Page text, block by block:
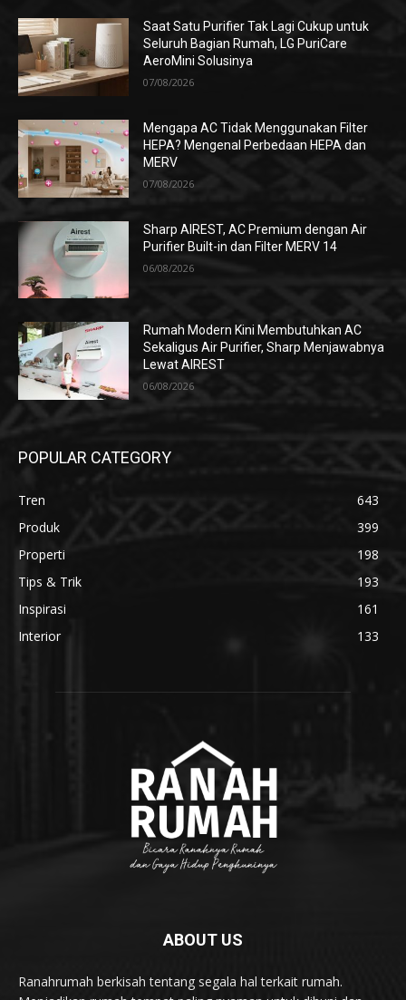
Saat Satu Purifier Tak Lagi Cukup untuk
Seluruh Bagian Rumah, LG PuriCare
AeroMini Solusinya
07/08/2026
Mengapa AC Tidak Menggunakan Filter
HEPA? Mengenal Perbedaan HEPA dan
MERV
07/08/2026
Sharp AIREST, AC Premium dengan Air
Purifier Built-in dan Filter MERV 14
06/08/2026
Rumah Modern Kini Membutuhkan AC
Sekaligus Air Purifier, Sharp Menjawabnya
Lewat AIREST
06/08/2026
POPULAR CATEGORY
Tren
643
Produk
399
Properti
198
Tips & Trik
193
Inspirasi
161
Interior
133
ABOUT US
Ranahrumah berkisah tentang segala hal terkait rumah.